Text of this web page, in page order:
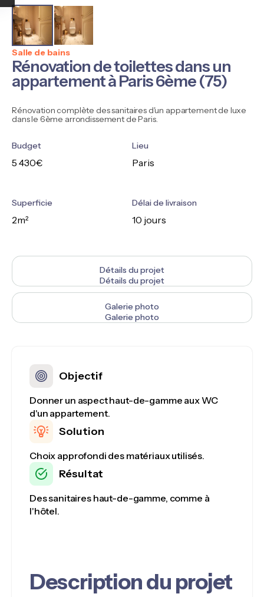
Salle de bains
Rénovation de toilettes dans un
appartement à Paris 6ème (75)
Rénovation complète des sanitaires d'un appartement de luxe
dans le 6ème arrondissement de Paris.
Budget
5 430€
Lieu
Paris
Superficie
2m²
Délai de livraison
10 jours
Détails du projet
Détails du projet
Galerie photo
Galerie photo
Objectif
Donner un aspect haut-de-gamme aux WC
d'un appartement.
Solution
Choix approfondi des matériaux utilisés.
Résultat
Des sanitaires haut-de-gamme, comme à
l'hôtel.
Description du projet